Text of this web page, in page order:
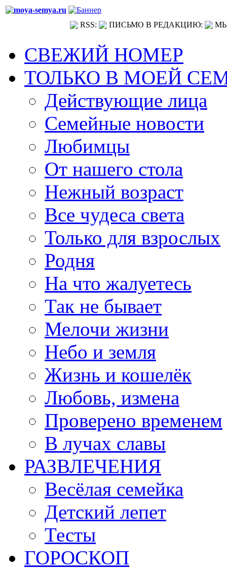
RSS: ПИСЬМО В РЕДАКЦИЮ:
СВЕЖИЙ НОМЕР
ТОЛЬКО В МОЕЙ
Действующие лица
Семейные новости
Любимцы
От нашего стола
Нежный возраст
Все чудеса света
Только для взрослых
Родня
На что жалуетесь
Так не бывает
Мелочи жизни
Небо и земля
Жизнь и кошелёк
Любовь, измена
Проверено временем
В лучах славы
РАЗВЛЕЧЕНИЯ
Весёлая семейка
Детский лепет
Тесты
ГОРОСКОП